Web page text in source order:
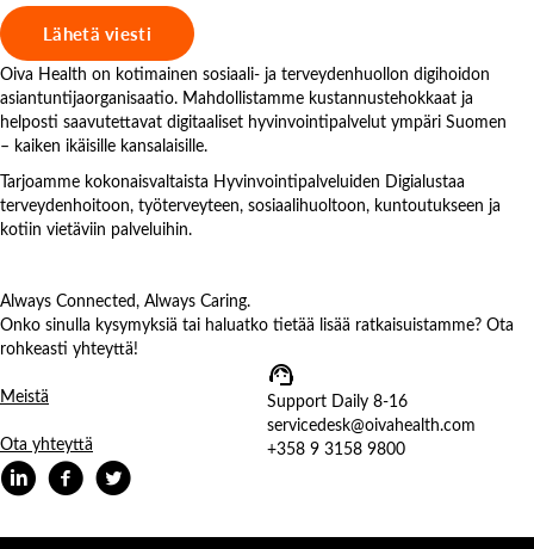
Oiva Health on kotimainen sosiaali- ja terveydenhuollon digihoidon
asiantuntijaorganisaatio. Mahdollistamme kustannustehokkaat ja
helposti saavutettavat digitaaliset hyvinvointipalvelut ympäri Suomen
– kaiken ikäisille kansalaisille.
Tarjoamme kokonaisvaltaista Hyvinvointipalveluiden Digialustaa
terveydenhoitoon, työterveyteen, sosiaalihuoltoon, kuntoutukseen ja
kotiin vietäviin palveluihin.
Always Connected, Always Caring.
Onko sinulla kysymyksiä tai haluatko tietää lisää ratkaisuistamme? Ota
rohkeasti yhteyttä!
Meistä
Ota yhteyttä
Support Daily 8-16
servicedesk@oivahealth.com
+358 9 3158 9800